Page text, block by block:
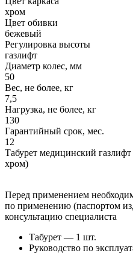
хром
Цвет обивки
бежевый
Регулировка высоты
газлифт
Диаметр колес, мм
50
Вес, не более, кг
7,5
Нагрузка, не более, кг
130
Гарантийный срок, мес.
12
Табурет медицинский
хром)
Перед применением
по применению (паспортом
консультацию специалиста
Табурет — 1 шт.
Руководство по